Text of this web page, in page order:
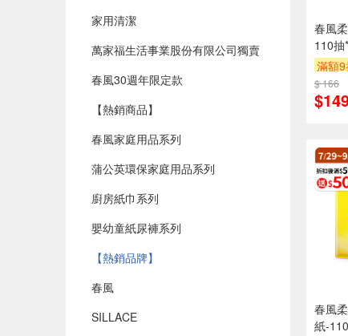
家用清潔
萬家福生活事業股份有限公司獨賣
春風30週年限定款
【熱銷商品】
春風家庭用品系列
蒲公英環保家庭用品系列
廚房紙巾系列
嬰幼童紙尿褲系列
【熱銷品牌】
春風
SILLACE
春風
110
滿額
贈$200
$ 166
春風
紙-